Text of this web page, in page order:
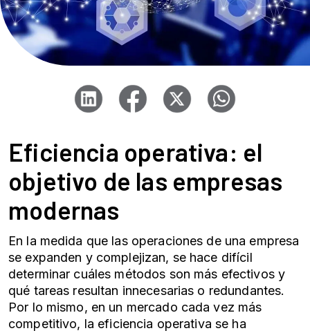
Eficiencia operativa: el
objetivo de las empresas
modernas
En la medida que las operaciones de una empresa
se expanden y complejizan, se hace difícil
determinar cuáles métodos son más efectivos y
qué tareas resultan innecesarias o redundantes.
Por lo mismo, en un mercado cada vez más
competitivo, la eficiencia operativa se ha